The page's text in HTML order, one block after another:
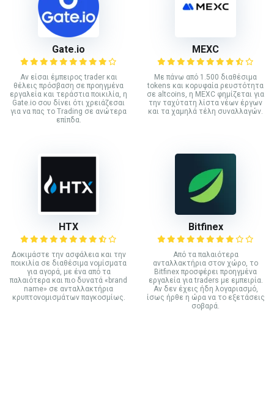
Gate.io
Αν είσαι έμπειρος trader και
θέλεις πρόσβαση σε προηγμένα
εργαλεία και τεράστια ποικιλία, η
Gate.io σου δίνει ότι χρειάζεσαι
για να πας το Trading σε ανώτερα
επίπδα.
MEXC
Με πάνω από 1.500 διαθέσιμα
tokens και κορυφαία ρευστότητα
σε altcoins, η MEXC φημίζεται για
την ταχύτατη λίστα νέων έργων
και τα χαμηλά τέλη συναλλαγών.
HTX
Δοκιμάστε την ασφάλεια και την
ποικιλία σε διαθέσιμα νομίσματα
για αγορά, με ένα από τα
παλαιότερα και πιο δυνατά «brand
name» σε ανταλλακτήρια
κρυπτονομισμάτων παγκοσμίως.
Bitfinex
Από τα παλαιότερα
ανταλλακτήρια στον χώρο, το
Bitfinex προσφέρει προηγμένα
εργαλεία για traders με εμπειρία.
Αν δεν έχεις ήδη λογαριασμό,
ίσως ήρθε η ώρα να το εξετάσεις
σοβαρά.